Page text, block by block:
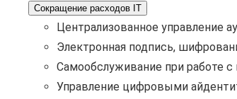
Сокращение расходов IT
Централизованное управление
Электронная подпись,
Самообслуживание при работе
Управление цифровыми